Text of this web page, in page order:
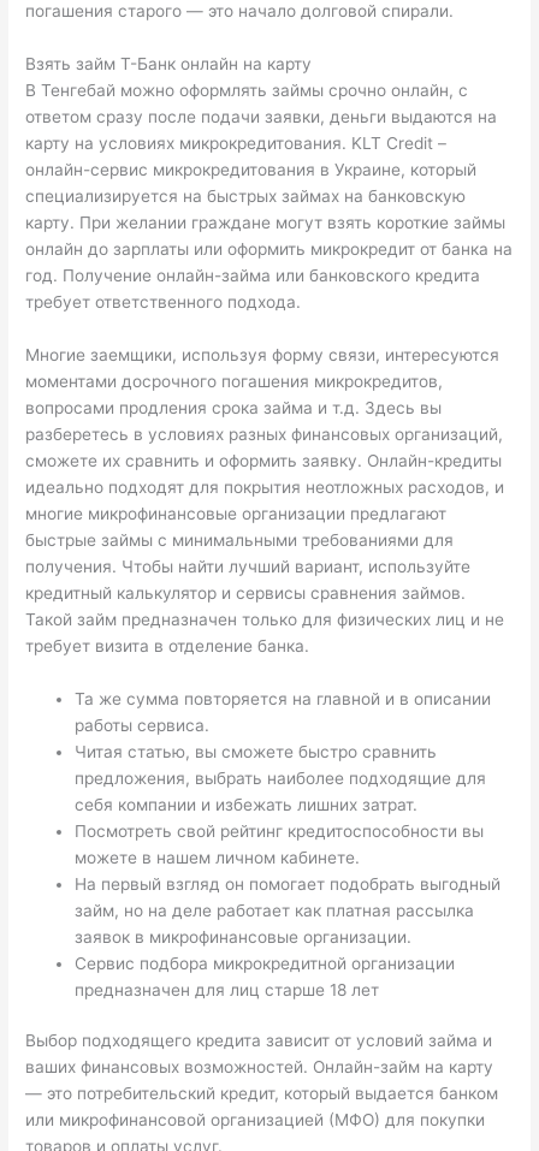
погашения старого — это начало долговой спирали.
Взять займ Т-Банк онлайн на карту
В Тенгебай можно оформлять займы срочно онлайн, с
ответом сразу после подачи заявки, деньги выдаются на
карту на условиях микрокредитования. KLT Credit –
онлайн-сервис микрокредитования в Украине, который
специализируется на быстрых займах на банковскую
карту. При желании граждане могут взять короткие займы
онлайн до зарплаты или оформить микрокредит от банка на
год. Получение онлайн-займа или банковского кредита
требует ответственного подхода.
Многие заемщики, используя форму связи, интересуются
моментами досрочного погашения микрокредитов,
вопросами продления срока займа и т.д. Здесь вы
разберетесь в условиях разных финансовых организаций,
сможете их сравнить и оформить заявку. Онлайн-кредиты
идеально подходят для покрытия неотложных расходов, и
многие микрофинансовые организации предлагают
быстрые займы с минимальными требованиями для
получения. Чтобы найти лучший вариант, используйте
кредитный калькулятор и сервисы сравнения займов.
Такой займ предназначен только для физических лиц и не
требует визита в отделение банка.
Та же сумма повторяется на главной и в описании
работы сервиса.
Читая статью, вы сможете быстро сравнить
предложения, выбрать наиболее подходящие для
себя компании и избежать лишних затрат.
Посмотреть свой рейтинг кредитоспособности вы
можете в нашем личном кабинете.
На первый взгляд он помогает подобрать выгодный
займ, но на деле работает как платная рассылка
заявок в микрофинансовые организации.
Сервис подбора микрокредитной организации
предназначен для лиц старше 18 лет
Выбор подходящего кредита зависит от условий займа и
ваших финансовых возможностей. Онлайн-займ на карту
— это потребительский кредит, который выдается банком
или микрофинансовой организацией (МФО) для покупки
товаров и оплаты услуг.